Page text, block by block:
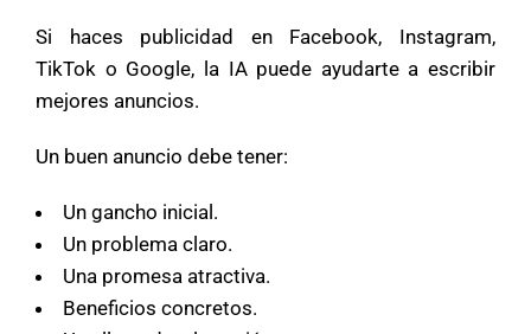
Si haces publicidad en Facebook, Instagram,
TikTok o Google, la IA puede ayudarte a escribir
mejores anuncios.
Un buen anuncio debe tener:
Un gancho inicial.
Un problema claro.
Una promesa atractiva.
Beneficios concretos.